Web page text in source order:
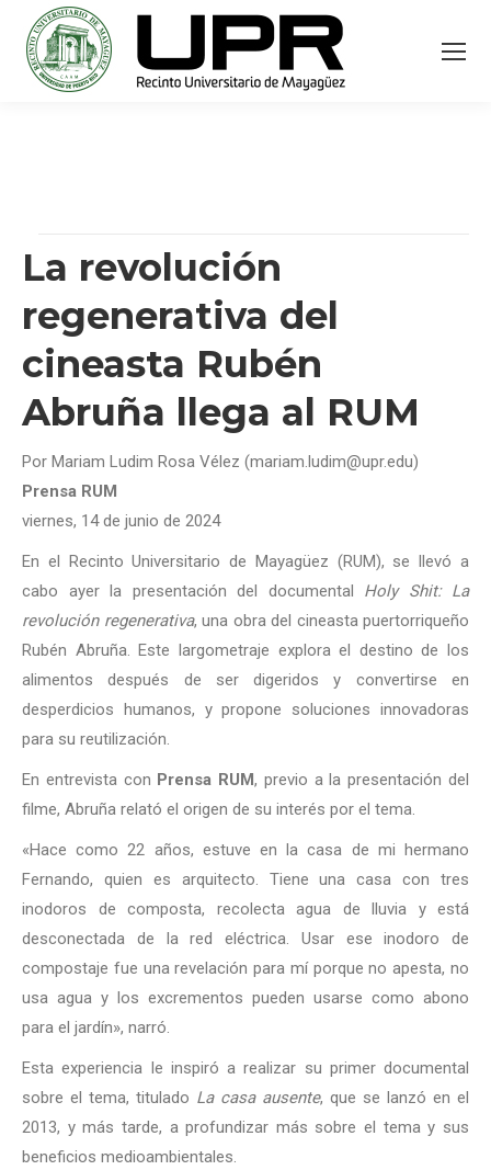
La revolución
regenerativa del
cineasta Rubén
Abruña llega al RUM
Por Mariam Ludim Rosa Vélez (mariam.ludim@upr.edu)
Prensa RUM
viernes, 14 de junio de 2024
En el Recinto Universitario de Mayagüez (RUM), se llevó a
cabo ayer la presentación del documental Holy Shit: La
revolución regenerativa, una obra del cineasta puertorriqueño
Rubén Abruña. Este largometraje explora el destino de los
alimentos después de ser digeridos y convertirse en
desperdicios humanos, y propone soluciones innovadoras
para su reutilización.
En entrevista con Prensa RUM, previo a la presentación del
filme, Abruña relató el origen de su interés por el tema.
«Hace como 22 años, estuve en la casa de mi hermano
Fernando, quien es arquitecto. Tiene una casa con tres
inodoros de composta, recolecta agua de lluvia y está
desconectada de la red eléctrica. Usar ese inodoro de
compostaje fue una revelación para mí porque no apesta, no
usa agua y los excrementos pueden usarse como abono
para el jardín», narró.
Esta experiencia le inspiró a realizar su primer documental
sobre el tema, titulado La casa ausente, que se lanzó en el
2013, y más tarde, a profundizar más sobre el tema y sus
beneficios medioambientales.